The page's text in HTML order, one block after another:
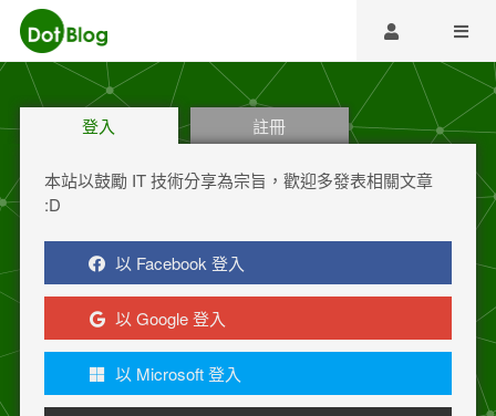
登入 註冊
本站以鼓勵 IT 技術分享為宗旨，歡迎多發表相關文章
:D
以 Facebook 登入
以 Google 登入
以 Microsoft 登入